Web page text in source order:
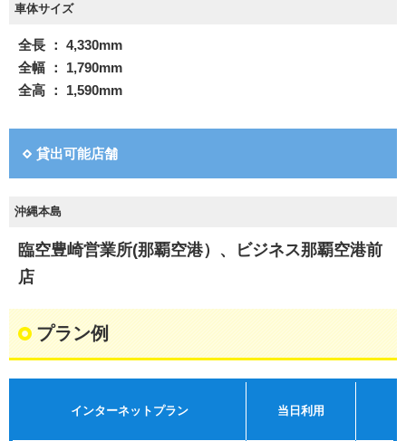
車体サイズ
全長 ： 4,330mm
全幅 ： 1,790mm
全高 ： 1,590mm
貸出可能店舗
沖縄本島
臨空豊崎営業所(那覇空港）、ビジネス那覇空港前
店
プラン例
インターネットプラン 当日利用